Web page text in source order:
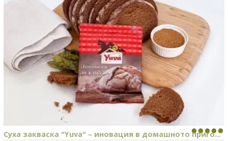
Суха закваска "Yuva" – иновация в домашното приго...